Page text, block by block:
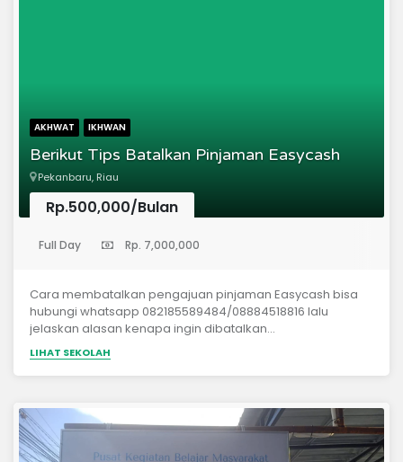
AKHWAT IKHWAN
Berikut Tips Batalkan Pinjaman Easycash
Pekanbaru, Riau
Rp.500,000/Bulan
Full Day Rp. 7,000,000
Cara membatalkan pengajuan pinjaman Easycash bisa
hubungi whatsapp 082185589484/08884518816 lalu
jelaskan alasan kenapa ingin dibatalkan...
LIHAT SEKOLAH